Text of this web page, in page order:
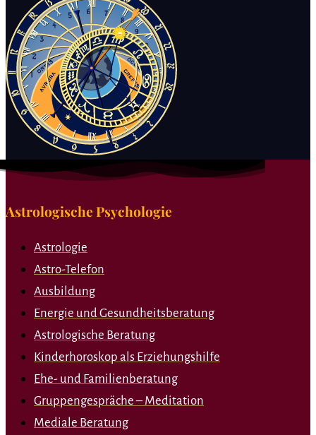
Astrologische Psychologie
Astrologie
Astro-Telefon
Ausbildung
Energie und Gesundheitsberatung
Astrologische Beratung
Kinderhoroskop als Erziehungshilfe
Ehe- und Familienberatung
Gruppengespräche – Meditation
Mediale Beratung